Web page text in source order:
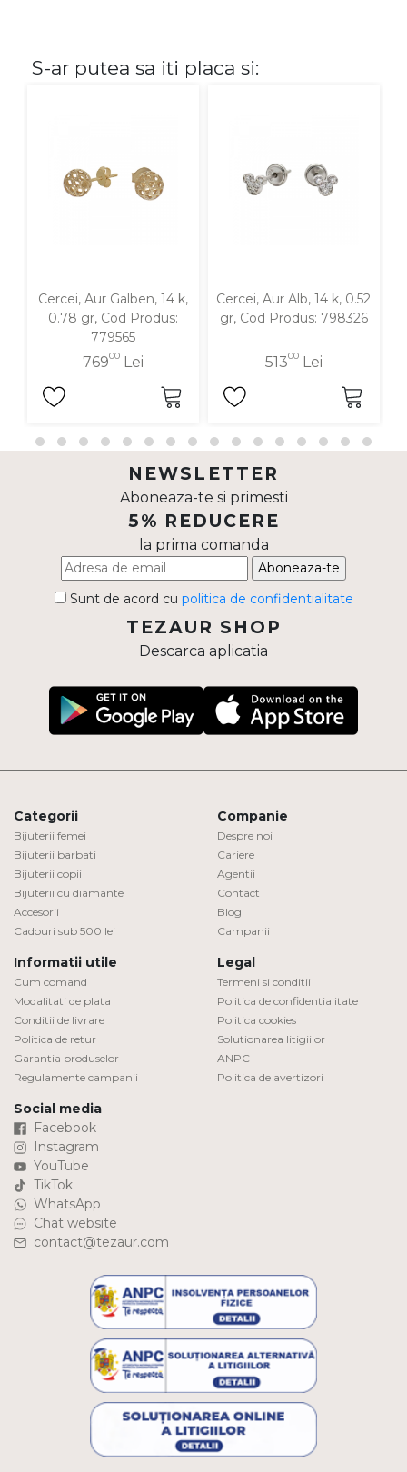
S-ar putea sa iti placa si:
Cercei, Aur Galben, 14 k,
0.78 gr, Cod Produs:
779565
76900Lei
Cercei, Aur Alb, 14 k, 0.52
gr, Cod Produs: 798326
51300Lei
NEWSLETTER
Aboneaza-te si primesti
5% REDUCERE
la prima comanda
Aboneaza-te
Sunt de acord cu politica de confidentialitate
TEZAUR SHOP
Descarca aplicatia
Categorii
Bijuterii femei
Bijuterii barbati
Bijuterii copii
Bijuterii cu diamante
Accesorii
Cadouri sub 500 lei
Companie
Despre noi
Cariere
Agentii
Contact
Blog
Campanii
Informatii utile
Cum comand
Modalitati de plata
Conditii de livrare
Politica de retur
Garantia produselor
Regulamente campanii
Legal
Termeni si conditii
Politica de confidentialitate
Politica cookies
Solutionarea litigiilor
ANPC
Politica de avertizori
Social media
Facebook
Instagram
YouTube
TikTok
WhatsApp
Chat website
contact@tezaur.com